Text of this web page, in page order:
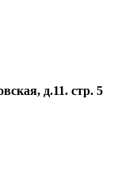
д.11. стр. 5